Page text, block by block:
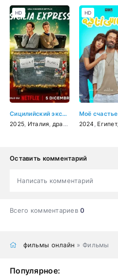
Сицилийский экспресс
2025 Италия драма комедия
HD
Моё счастье
2024 Египет,
HD
Оставить комментарий
Написать комментарий
Всего комментариев0
фильмы онлайн » Фильмы
Популярное: